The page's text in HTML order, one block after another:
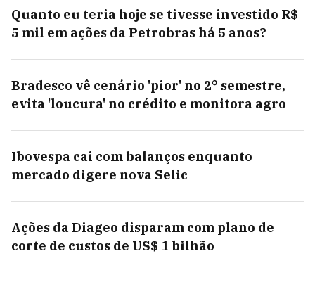
Quanto eu teria hoje se tivesse investido R$
5 mil em ações da Petrobras há 5 anos?
Bradesco vê cenário 'pior' no 2° semestre,
evita 'loucura' no crédito e monitora agro
Ibovespa cai com balanços enquanto
mercado digere nova Selic
Ações da Diageo disparam com plano de
corte de custos de US$ 1 bilhão